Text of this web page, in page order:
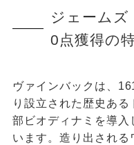
ジェームズ
0点獲得の
ヴァインバックは、
り設立された歴史あ
部ビオディナミを導入
います。造り出される